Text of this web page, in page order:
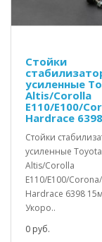
Стойки
усиленные
Altis/Corolla
E110/E100/
Hardrace 6398
Стойки
усиленные Toyota
Altis/Corolla
E110/E100/
Hardrace 6398
Укоро..
0 руб.